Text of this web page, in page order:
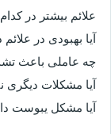
علائم بیشتر در
آیا بهبودی در
چه عاملی باعث
آیا مشکلات دیگری
آیا مشکل یبوست